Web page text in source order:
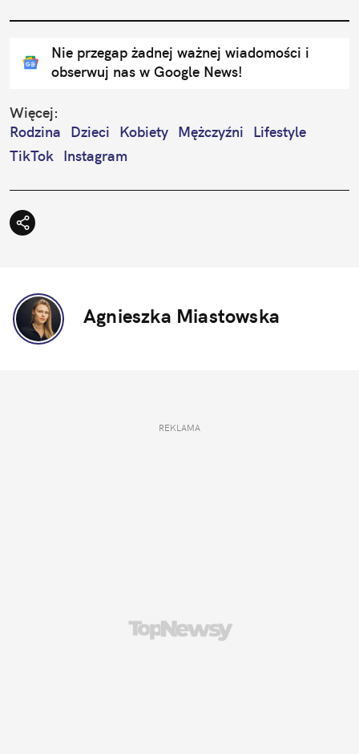
Nie przegap żadnej ważnej wiadomości i
obserwuj nas w Google News!
Więcej:
Rodzina
Dzieci Kobiety Mężczyźni
Lifestyle
TikTok Instagram
Agnieszka Miastowska
REKLAMA